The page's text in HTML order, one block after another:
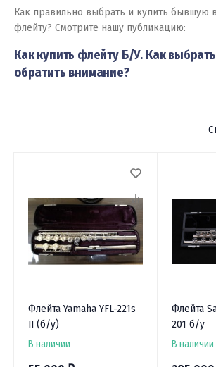
Как правильно выбрать и купить бывшую
флейту? Смотрите нашу публикацию:
Как купить флейту Б/У. Как
обратить внимание?
Флейта Yamaha YFL-221s
II (б/у)
В наличии
Флейта
201 б/у
В наличии